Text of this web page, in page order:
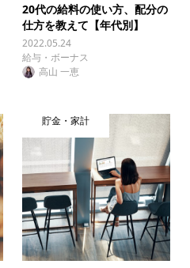
20代の給料の使い方、配分の
仕方を教えて【年代別】
2022.05.24
給与・ボーナス
高山 一恵
貯金・家計